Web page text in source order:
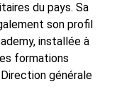
du pays. Sa
son profil
installée à
formations
générale